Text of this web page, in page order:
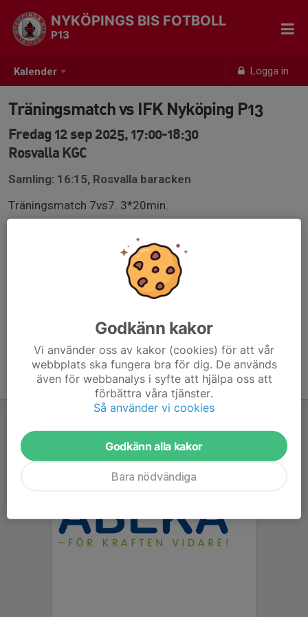
Kalender Logga in
NYKÖPINGS BIS FOTBOLL
P13
Träningsmatch vs IFK Nyköping P13
Fredag 12 sep 2025, 17:00-18:30
Rosvalla KGC
Samling: 16:15, Rosvalla baracken
Träningsmatch 7vs7. 3*20min.
Godkänn kakor
Vi använder oss av kakor (cookies) för att vår
webbplats ska fungera bra för dig. De används
även för webbanalys i syfte att hjälpa oss att
förbättra våra tjänster.
Så använder vi cookies
Godkänn alla kakor
Bara nödvändiga